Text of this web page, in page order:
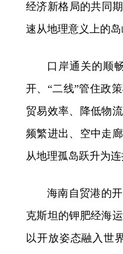
经济新格局的共同
速从地理意义上的
口岸通关的顺
开、“二线”管住政
贸易效率、降低物
频繁进出、空中走
从地理孤岛跃升为连
海南自贸港的
克斯坦的钾肥经海
以开放姿态融入世